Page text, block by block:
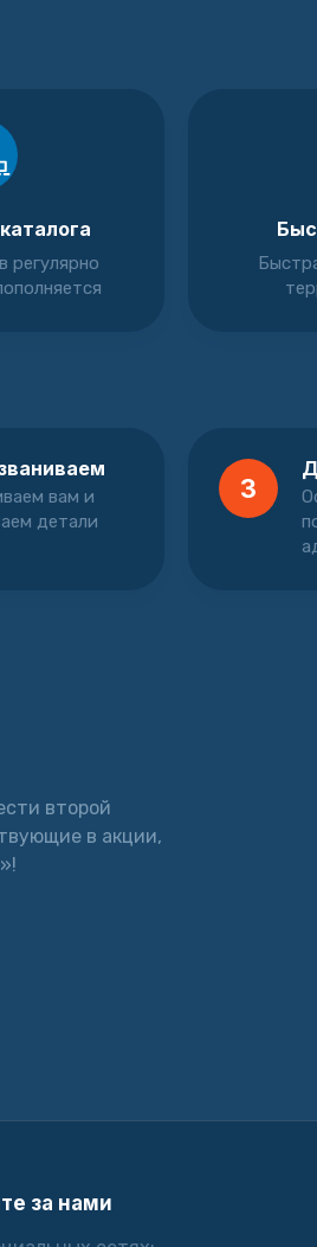
регулярно
вам и
детали
3
второй
в акции,
за нами